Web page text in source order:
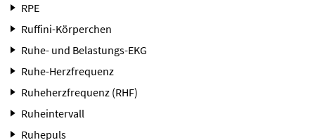
RPE
Ruffini-Körperchen
Ruhe- und Belastungs-EKG
Ruhe-Herzfrequenz
Ruheherzfrequenz (RHF)
Ruheintervall
Ruhepuls